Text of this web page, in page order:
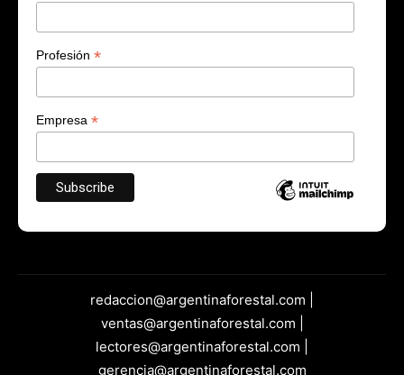
Profesión *
Empresa *
redaccion@argentinaforestal.com |
ventas@argentinaforestal.com |
lectores@argentinaforestal.com |
gerencia@argentinaforestal.com